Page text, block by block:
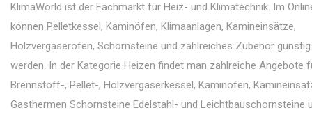
KlimaWorld ist der Fachmarkt für Heiz- und Klimatechnik. Im
können Pelletkessel, Kaminöfen, Klimaanlagen, Kamineinsätze,
Holzvergaseröfen, Schornsteine und zahlreiches Zubehör
werden. In der Kategorie Heizen findet man zahlreiche Angebote
Brennstoff-, Pellet-, Holzvergaserkessel, Kaminöfen,
Gasthermen Schornsteine Edelstahl- und Leichtbauschornsteine